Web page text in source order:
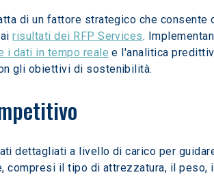
di un fattore strategico che consente
ai risultati dei RFP Services.
i dati in tempo reale e l'analitica
gli obiettivi di sostenibilità.
compresi il tipo di attrezzatura, il peso,